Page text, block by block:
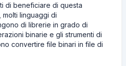
di beneficiare di questa
linguaggi di
di librerie in grado di
binarie e gli strumenti di
convertire file binari in file di